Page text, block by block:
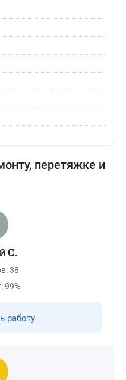
перетяжке и
С.
38
99%
работу